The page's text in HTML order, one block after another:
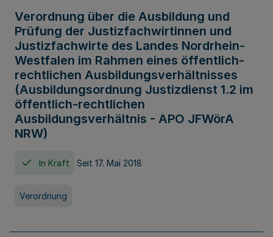
Verordnung über die Ausbildung und
Prüfung der Justizfachwirtinnen und
Justizfachwirte des Landes Nordrhein-
Westfalen im Rahmen eines öffentlich-
rechtlichen Ausbildungsverhältnisses
(Ausbildungsordnung Justizdienst 1.2 im
öffentlich-rechtlichen
Ausbildungsverhältnis - APO JFWörA
NRW)
In Kraft Seit 17. Mai 2018
Verordnung